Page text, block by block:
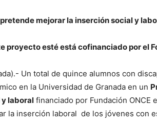
mejorar la inserción social y
proyecto esté está cofinanciado por el
Un total de quince alumnos con
en la Universidad de Granada en un
laboral financiado por Fundación ONCE
la inserción laboral de los jóvenes con